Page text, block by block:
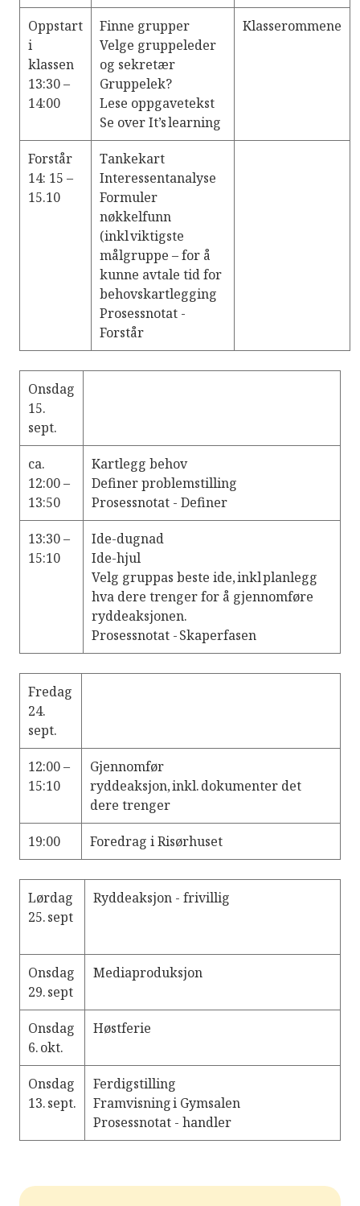
Oppstart
i
klassen
13:30 –
14:00
Finne grupper
Velge gruppeleder
og sekretær
Gruppelek?
Lese oppgavetekst
Se over It’s learning
Klasserommene
Forstår
14: 15 –
15.10
Tankekart
Interessentanalyse
Formuler
nøkkelfunn
(inkl viktigste
målgruppe – for å
kunne avtale tid for
behovskartlegging
Prosessnotat -
Forstår
Onsdag
15.
sept.
ca.
12:00 –
13:50
Kartlegg behov
Definer problemstilling
Prosessnotat - Definer
13:30 –
15:10
Ide-dugnad
Ide-hjul
Velg gruppas beste ide, inkl planlegg
hva dere trenger for å gjennomføre
ryddeaksjonen.
Prosessnotat - Skaperfasen
Fredag
24.
sept.
12:00 –
15:10
Gjennomfør
ryddeaksjon, inkl. dokumenter det
dere trenger
19:00 Foredrag i Risørhuset
Lørdag
25. sept
Ryddeaksjon - frivillig
Onsdag
29. sept
Mediaproduksjon
Onsdag
6. okt.
Høstferie
Onsdag
13. sept.
Ferdigstilling
Framvisning i Gymsalen
Prosessnotat - handler